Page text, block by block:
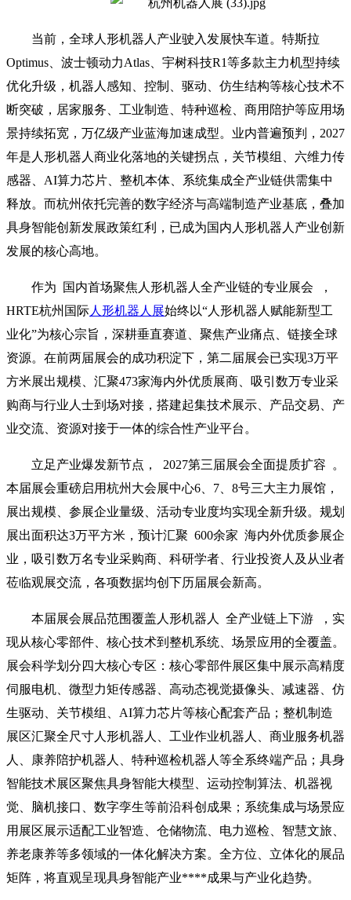
当前，全球人形机器人产业驶入发展快车道。特斯拉
Optimus、波士顿动力Atlas、宇树科技R1等多款主力机型持续
优化升级，机器人感知、控制、驱动、仿生结构等核心技术不
断突破，居家服务、工业制造、特种巡检、商用陪护等应用场
景持续拓宽，万亿级产业蓝海加速成型。业内普遍预判，2027
年是人形机器人商业化落地的关键拐点，关节模组、六维力传
感器、AI算力芯片、整机本体、系统集成全产业链供需集中
释放。而杭州依托完善的数字经济与高端制造产业基底，叠加
具身智能创新发展政策红利，已成为国内人形机器人产业创新
发展的核心高地。
作为 国内首场聚焦人形机器人全产业链的专业展会 ，
HRTE杭州国际人形机器人展始终以“人形机器人赋能新型工
业化”为核心宗旨，深耕垂直赛道、聚焦产业痛点、链接全球
资源。在前两届展会的成功积淀下，第二届展会已实现3万平
方米展出规模、汇聚473家海内外优质展商、吸引数万专业采
购商与行业人士到场对接，搭建起集技术展示、产品交易、产
业交流、资源对接于一体的综合性产业平台。
立足产业爆发新节点， 2027第三届展会全面提质扩容 。
本届展会重磅启用杭州大会展中心6、7、8号三大主力展馆，
展出规模、参展企业量级、活动专业度均实现全新升级。规划
展出面积达3万平方米，预计汇聚 600余家 海内外优质参展企
业，吸引数万名专业采购商、科研学者、行业投资人及从业者
莅临观展交流，各项数据均创下历届展会新高。
本届展会展品范围覆盖人形机器人 全产业链上下游 ，实
现从核心零部件、核心技术到整机系统、场景应用的全覆盖。
展会科学划分四大核心专区：核心零部件展区集中展示高精度
伺服电机、微型力矩传感器、高动态视觉摄像头、减速器、仿
生驱动、关节模组、AI算力芯片等核心配套产品；整机制造
展区汇聚全尺寸人形机器人、工业作业机器人、商业服务机器
人、康养陪护机器人、特种巡检机器人等全系终端产品；具身
智能技术展区聚焦具身智能大模型、运动控制算法、机器视
觉、脑机接口、数字孪生等前沿科创成果；系统集成与场景应
用展区展示适配工业智造、仓储物流、电力巡检、智慧文旅、
养老康养等多领域的一体化解决方案。全方位、立体化的展品
矩阵，将直观呈现具身智能产业****成果与产业化趋势。